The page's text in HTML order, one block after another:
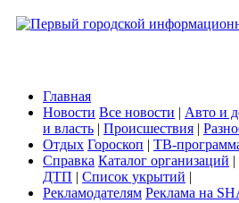
Главная
Новости Все новости | Авто и
и власть | Происшествия |
Отдых Гороскоп | ТВ-
Справка Каталог организаций |
ДТП | Список укрытий |
Рекламодателям Реклама на